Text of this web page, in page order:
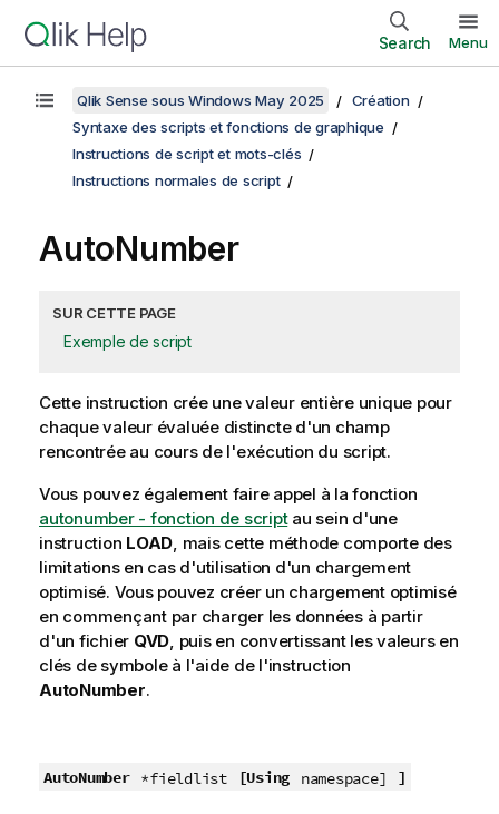
Search Menu
Qlik Sense sous Windows May 2025
Création
Syntaxe des scripts et fonctions de graphique
Instructions de script et mots-clés
Instructions normales de script
AutoNumber
SUR CETTE PAGE
Exemple de script
Cette instruction crée une valeur entière unique pour
chaque valeur évaluée distincte d'un champ
rencontrée au cours de l'exécution du script.
Vous pouvez également faire appel à la fonction
autonumber - fonction de scriptau sein d'une
instruction LOAD, mais cette méthode comporte des
limitations en cas d'utilisation d'un chargement
optimisé. Vous pouvez créer un chargement optimisé
en commençant par charger les données à partir
d'un fichier QVD, puis en convertissant les valeurs en
clés de symbole à l'aide de l'instruction
AutoNumber.
AutoNumber *fieldlist [Using namespace] ]